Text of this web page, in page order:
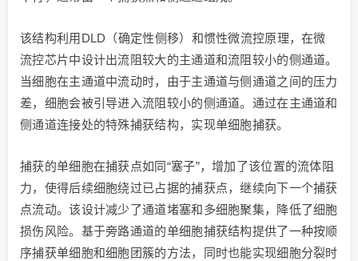
该结构利用DLD（确定性侧移）和惯性微流控原理，在微
流控芯片中设计出流阻较大的主通道和流阻较小的侧通道。
当细胞在主通道中流动时，由于主通道与侧通道之间的压力
差，细胞会被引导进入流阻较小的侧通道。通过在主通道和
侧通道连接处的特殊捕获结构，实现单细胞捕获。
捕获的单细胞在捕获点如同“塞子”，增加了该位置的流体阻
力，使得后续细胞绕过已占据的捕获点，继续向下一个捕获
点流动。该设计减少了通道堵塞和多细胞聚集，降低了细胞
损伤风险。基于旁路通道的单细胞捕获结构提供了一种按顺
序捕获单细胞和细胞团簇的方法，同时也能实现细胞分裂时